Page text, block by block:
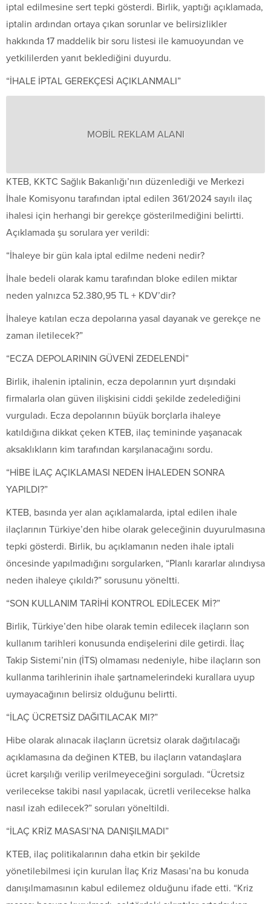
iptal edilmesine sert tepki gösterdi. Birlik, yaptığı açıklamada,
iptalin ardından ortaya çıkan sorunlar ve belirsizlikler
hakkında 17 maddelik bir soru listesi ile kamuoyundan ve
yetkililerden yanıt beklediğini duyurdu.
“İHALE İPTAL GEREKÇESİ AÇIKLANMALI”
MOBİL REKLAM ALANI
KTEB, KKTC Sağlık Bakanlığı’nın düzenlediği ve Merkezi
İhale Komisyonu tarafından iptal edilen 361/2024 sayılı ilaç
ihalesi için herhangi bir gerekçe gösterilmediğini belirtti.
Açıklamada şu sorulara yer verildi:
“İhaleye bir gün kala iptal edilme nedeni nedir?
İhale bedeli olarak kamu tarafından bloke edilen miktar
neden yalnızca 52.380,95 TL + KDV’dir?
İhaleye katılan ecza depolarına yasal dayanak ve gerekçe ne
zaman iletilecek?”
“ECZA DEPOLARININ GÜVENİ ZEDELENDİ”
Birlik, ihalenin iptalinin, ecza depolarının yurt dışındaki
firmalarla olan güven ilişkisini ciddi şekilde zedelediğini
vurguladı. Ecza depolarının büyük borçlarla ihaleye
katıldığına dikkat çeken KTEB, ilaç temininde yaşanacak
aksaklıkların kim tarafından karşılanacağını sordu.
“HİBE İLAÇ AÇIKLAMASI NEDEN İHALEDEN SONRA
YAPILDI?”
KTEB, basında yer alan açıklamalarda, iptal edilen ihale
ilaçlarının Türkiye’den hibe olarak geleceğinin duyurulmasına
tepki gösterdi. Birlik, bu açıklamanın neden ihale iptali
öncesinde yapılmadığını sorgularken, “Planlı kararlar alındıysa
neden ihaleye çıkıldı?” sorusunu yöneltti.
“SON KULLANIM TARİHİ KONTROL EDİLECEK Mİ?”
Birlik, Türkiye’den hibe olarak temin edilecek ilaçların son
kullanım tarihleri konusunda endişelerini dile getirdi. İlaç
Takip Sistemi’nin (İTS) olmaması nedeniyle, hibe ilaçların son
kullanma tarihlerinin ihale şartnamelerindeki kurallara uyup
uymayacağının belirsiz olduğunu belirtti.
“İLAÇ ÜCRETSİZ DAĞITILACAK MI?”
Hibe olarak alınacak ilaçların ücretsiz olarak dağıtılacağı
açıklamasına da değinen KTEB, bu ilaçların vatandaşlara
ücret karşılığı verilip verilmeyeceğini sorguladı. “Ücretsiz
verilecekse takibi nasıl yapılacak, ücretli verilecekse halka
nasıl izah edilecek?” soruları yöneltildi.
“İLAÇ KRİZ MASASI’NA DANIŞILMADI”
KTEB, ilaç politikalarının daha etkin bir şekilde
yönetilebilmesi için kurulan İlaç Kriz Masası’na bu konuda
danışılmamasının kabul edilemez olduğunu ifade etti. “Kriz